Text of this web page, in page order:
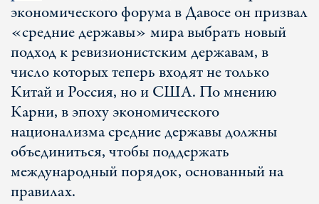
экономического форума в Давосе он призвал
«средние державы» мира выбрать новый
подход к ревизионистским державам, в
число которых теперь входят не только
Китай и Россия, но и США. По мнению
Карни, в эпоху экономического
национализма средние державы должны
объединиться, чтобы поддержать
международный порядок, основанный на
правилах.